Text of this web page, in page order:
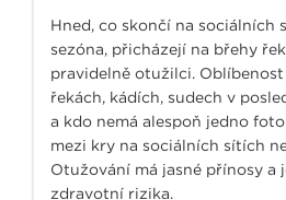
Hned, co skončí na sociálních
sezóna, přicházejí na břehy
pravidelně otužilci.
řekách, kádích, sudech v
a kdo nemá alespoň jedno
mezi kry na sociálních sítích
Otužování má jasné přínosy a
zdravotní rizika.